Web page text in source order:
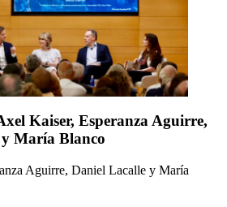
Kaiser, Esperanza Aguirre,
María Blanco
Aguirre, Daniel Lacalle y María